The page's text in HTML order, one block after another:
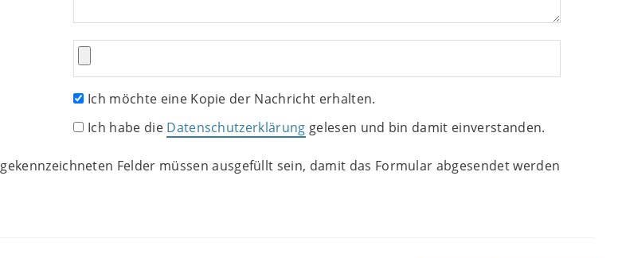
Ich möchte eine Kopie der Nachricht erhalten.
Ich habe die Datenschutzerklärung gelesen und bin damit einverstanden.
gekennzeichneten Felder müssen ausgefüllt sein, damit das Formular abgesendet werden